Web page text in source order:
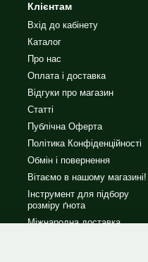
Клієнтам
Вхід до кабінету
Каталог
Про нас
Оплата і доставка
Відгуки про магазин
Статті
Публічна Оферта
Політика Конфіденційності
Обмін і повернення
Вітаємо в нашому магазині!
Інструмент для підбору
розміру ґнота
Міжнародна доставка